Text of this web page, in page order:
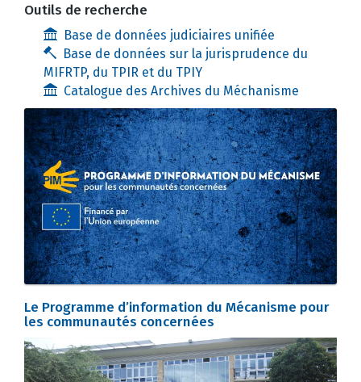
Outils de recherche
Base de données judiciaires unifiée
Base de données sur la jurisprudence du
MIFRTP, du TPIR et du TPIY
Catalogue des Archives du Méchanisme
Le Programme d’information du Mécanisme pour
les communautés concernées